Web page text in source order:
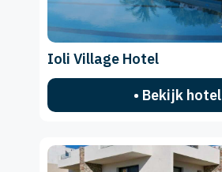
Ioli Village Hotel
• Bekijk hotel